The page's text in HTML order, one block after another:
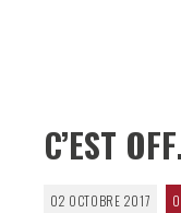
C’EST
02 OCTOBRE 2017 0